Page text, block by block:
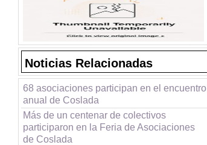
Noticias Relacionadas
68 asociaciones participan en el encuentro
anual de Coslada
Más de un centenar de colectivos
participaron en la Feria de Asociaciones
de Coslada